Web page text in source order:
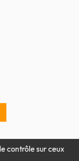
contrôle sur ceux